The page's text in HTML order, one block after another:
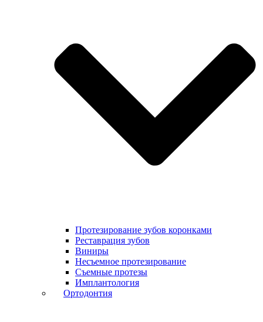
Протезирование зубов коронками
Реставрация зубов
Виниры
Несъемное протезирование
Съемные протезы
Имплантология
Ортодонтия